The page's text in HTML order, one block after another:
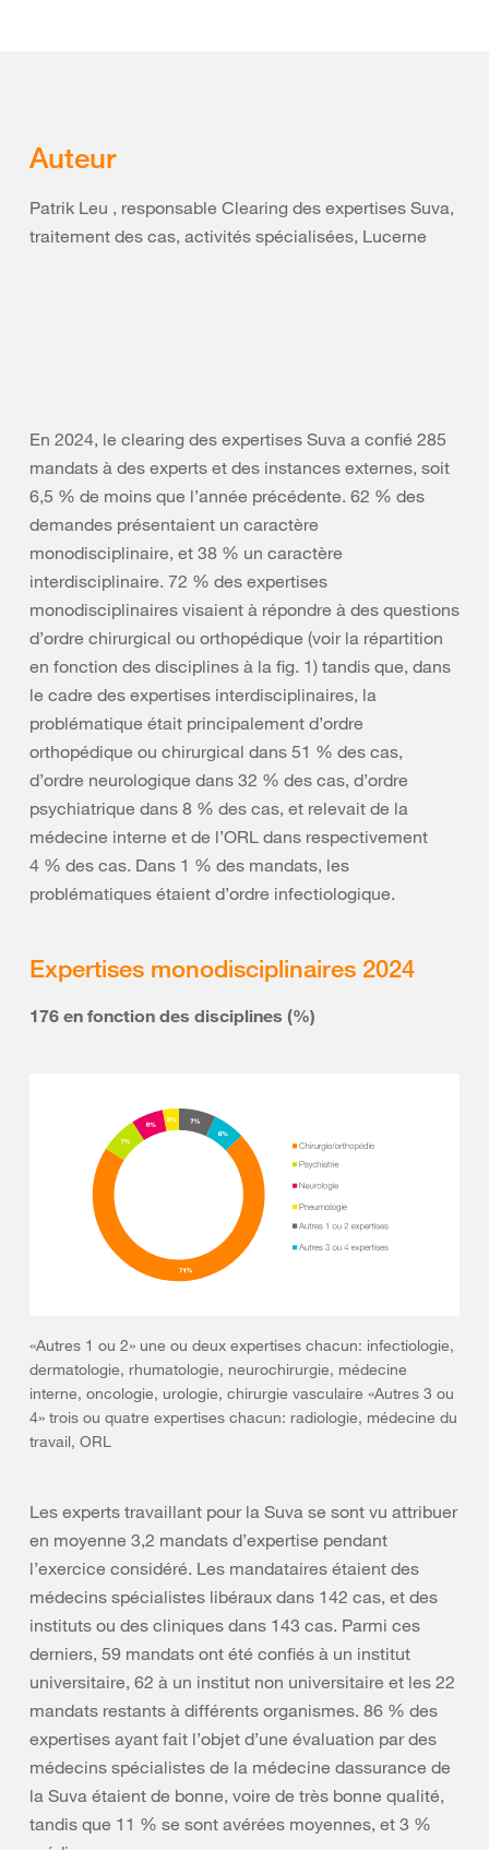
Auteur
Patrik Leu , responsable Clearing des expertises Suva,
traitement des cas, activités spécialisées, Lucerne
En 2024, le clearing des expertises Suva a confié 285
mandats à des experts et des instances externes, soit
6,5 % de moins que l’année précédente. 62 % des
demandes présentaient un caractère
monodisciplinaire, et 38 % un caractère
interdisciplinaire. 72 % des expertises
monodisciplinaires visaient à répondre à des questions
d’ordre chirurgical ou orthopédique (voir la répartition
en fonction des disciplines à la fig. 1) tandis que, dans
le cadre des expertises interdisciplinaires, la
problématique était principalement d’ordre
orthopédique ou chirurgical dans 51 % des cas,
d’ordre neurologique dans 32 % des cas, d’ordre
psychiatrique dans 8 % des cas, et relevait de la
médecine interne et de l’ORL dans respectivement
4 % des cas. Dans 1 % des mandats, les
problématiques étaient d’ordre infectiologique.
Expertises monodisciplinaires 2024
176 en fonction des disciplines (%)
«Autres 1 ou 2» une ou deux expertises chacun: infectiologie,
dermatologie, rhumatologie, neurochirurgie, médecine
interne, oncologie, urologie, chirurgie vasculaire «Autres 3 ou
4» trois ou quatre expertises chacun: radiologie, médecine du
travail, ORL
Les experts travaillant pour la Suva se sont vu attribuer
en moyenne 3,2 mandats d’expertise pendant
l’exercice considéré. Les mandataires étaient des
médecins spécialistes libéraux dans 142 cas, et des
instituts ou des cliniques dans 143 cas. Parmi ces
derniers, 59 mandats ont été confiés à un institut
universitaire, 62 à un institut non universitaire et les 22
mandats restants à différents organismes. 86 % des
expertises ayant fait l’objet d’une évaluation par des
médecins spécialistes de la médecine dassurance de
la Suva étaient de bonne, voire de très bonne qualité,
tandis que 11 % se sont avérées moyennes, et 3 %